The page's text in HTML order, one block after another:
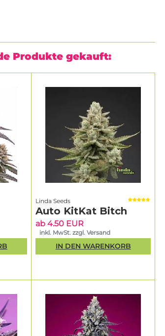
Produkte gekauft:
Linda Seeds
Auto KitKat Bitch
ab 4.50 EUR
inkl. MwSt. zzgl. Versand
IN DEN WARENKORB